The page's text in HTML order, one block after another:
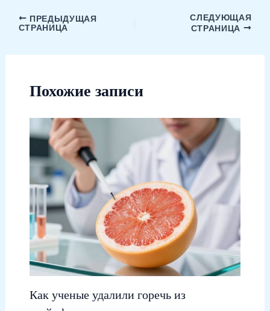
ПРЕДЫДУЩАЯ
СТРАНИЦА
СЛЕДУЮЩАЯ
СТРАНИЦА
Похожие записи
Как ученые удалили горечь из